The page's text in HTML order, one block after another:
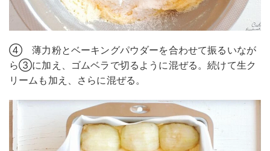
④ 薄力粉とベーキングパウダーを合わせて振るいなが
ら③に加え、ゴムベラで切るように混ぜる。続けて生ク
リームも加え、さらに混ぜる。